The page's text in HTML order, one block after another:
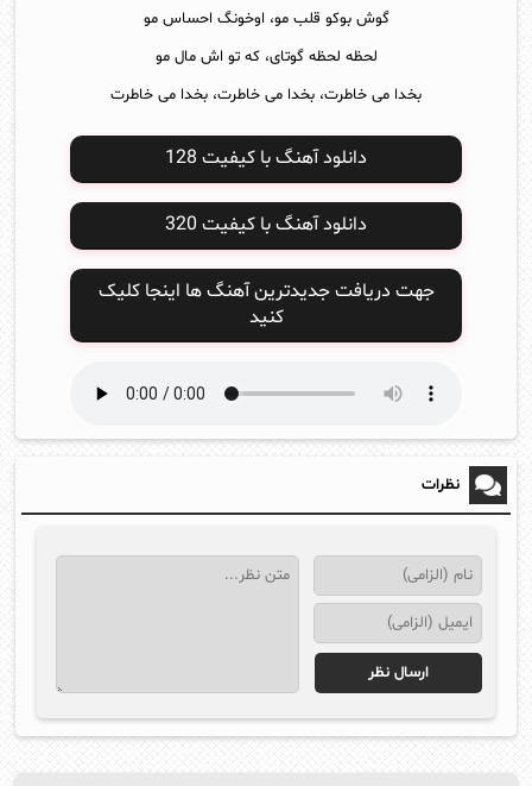
گوش بوکو قلب مو، اوخونگ احساس مو
لحظه لحظه گوتای، که تو اش مال مو
بخدا می خاطرت، بخدا می خاطرت، بخدا می خاطرت
دانلود آهنگ با کیفیت 128
دانلود آهنگ با کیفیت 320
جهت دریافت جدیدترین آهنگ ها اینجا کلیک
کنید
نظرات